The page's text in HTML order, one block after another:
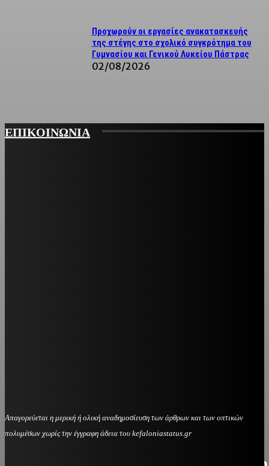
Προχωρούν οι εργασίες ανακατασκευής
της στέγης στο σχολικό συγκρότημα του
Γυμνασίου και Γενικού Λυκείου Πάστρας
02/08/2026
ΕΠΙΚΟΙΝΩΝΙΑ
Απαγορεύεται η μερική ή ολική αναδημοσίευση των άρθρων και των οπτικών
πολυμέσων χωρίς την έγγραφη άδεια του kefaloniastatus.gr